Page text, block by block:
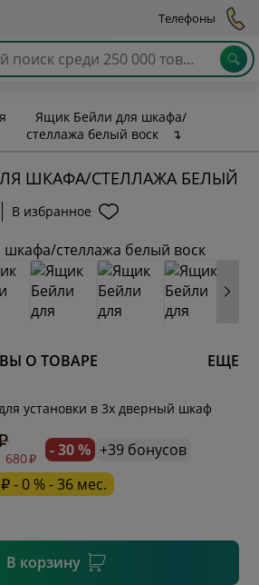
Телефоны
Ящик Бейли для шкафа/
стеллажа белый воск
↴
ШКАФА/СТЕЛЛАЖА БЕЛЫЙ
В избранное
О ТОВАРЕ ЕЩЕ
установки в 3х дверный шкаф
680 - 30 % +39 бонусов
- 0 % - 36 мес.
В корзину
поле